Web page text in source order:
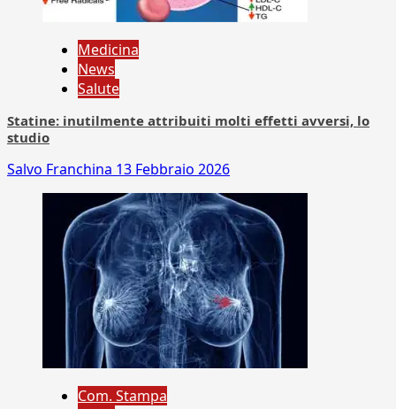
Medicina
News
Salute
Statine: inutilmente attribuiti molti effetti avversi, lo
studio
Salvo Franchina 13 Febbraio 2026
Com. Stampa